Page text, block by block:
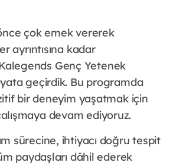
çok emek vererek
ayrıntısına kadar
Genç Yetenek
geçirdik. Bu programda
bir deneyim yaşatmak için
devam ediyoruz.
sürecine, ihtiyacı doğru tespit
paydaşları dâhil ederek